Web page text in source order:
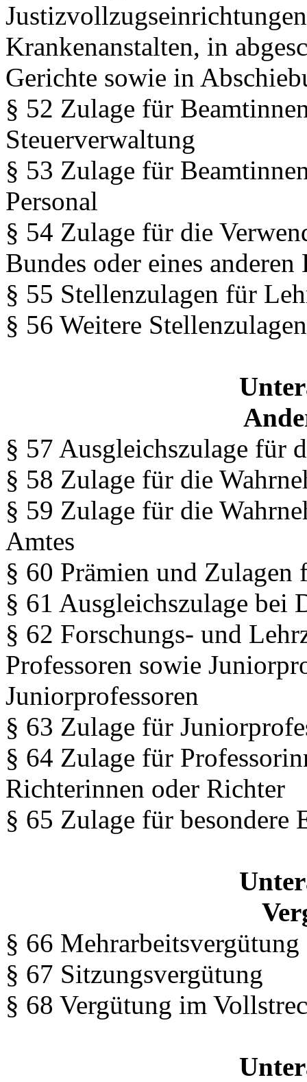
Krankenanstalten, in
Gerichte sowie in
§ 52 Zulage für
Steuerverwaltung
§ 53 Zulage für
Personal
§ 54 Zulage für die
Bundes oder eines anderen
§ 55 Stellenzulagen für
§ 56 Weitere Stellenzulagen
§ 57 Ausgleichszulage für
§ 58 Zulage für die
§ 59 Zulage für die
Amtes
§ 60 Prämien und Zulagen
§ 61 Ausgleichszulage bei
§ 62 Forschungs- und
Professoren sowie
Juniorprofessoren
§ 63 Zulage für
§ 64 Zulage für
Richterinnen oder Richter
§ 65 Zulage für besondere
§ 66 Mehrarbeitsvergütung
§ 67 Sitzungsvergütung
§ 68 Vergütung im